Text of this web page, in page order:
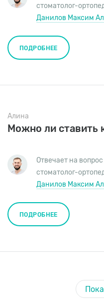
ПОДРОБНЕЕ
стоматолог-
Данилов Максим
Алина
Можно ли ставить
ПОДРОБНЕЕ
Отвечает на вопрос
стоматолог-
Данилов Максим